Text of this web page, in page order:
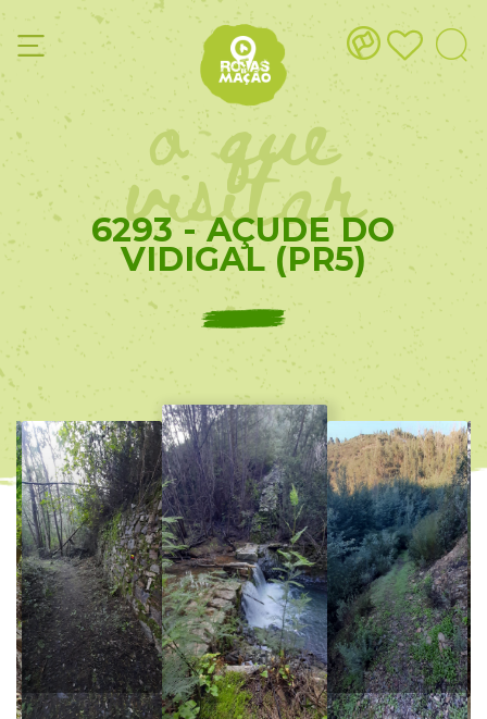
o que
visitar
6293 - AÇUDE DO
VIDIGAL (PR5)